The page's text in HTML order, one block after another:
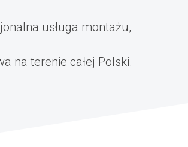
usługa montażu,
na terenie całej Polski.